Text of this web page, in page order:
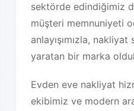
sektörde edindiğimiz
müşteri memnuniyeti
anlayışımızla,
yaratan bir marka
Evden eve nakliyat
ekibimiz ve modern